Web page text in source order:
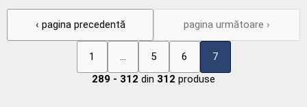
‹ pagina precedentă
1 5 6 7
pagina următoare ›
289 - 312 din 312 produse